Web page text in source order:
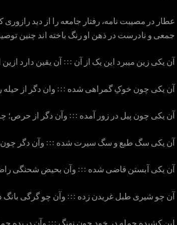
عطار در مصیبت نامه، رفتار جامعه را از دید
جمعی و نادرست در ذهن او رنگ باخته اند چنین
آن یکی زین میبرد این یک از آن ::: آن یقین دارد
آن یکی چون خوکِ گمراهی شده ::: وان دگر از حیله
آن یکی چون پیل در زور آمده ::: وآن دگر از حرص؛
آن یکی سگ طبع و سگ سیرت شده ::: وآن دگر
آن یکی آبستن قاضی شده ::: وآن بحیض شحنگی
آن چو شیری طبل غریدن زده ::: وآن چو گرگی بانگ
این کشیده جمله در خود چون نهنگ ::: وآن دریده